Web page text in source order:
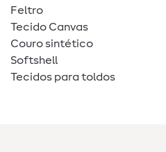
Feltro
Tecido Canvas
Couro sintético
Softshell
Tecidos para toldos